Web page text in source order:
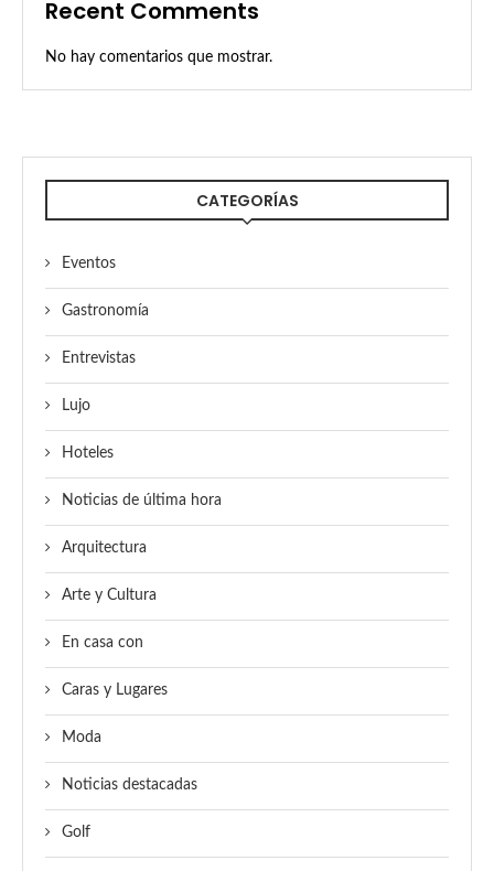
Recent Comments
No hay comentarios que mostrar.
CATEGORÍAS
Eventos
Gastronomía
Entrevistas
Lujo
Hoteles
Noticias de última hora
Arquitectura
Arte y Cultura
En casa con
Caras y Lugares
Moda
Noticias destacadas
Golf